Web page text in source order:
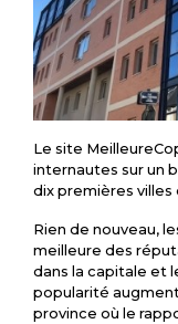
Le site
internautes sur un
dix premières villes
Rien de nouveau,
meilleure des
dans la capitale et
popularité
province où le